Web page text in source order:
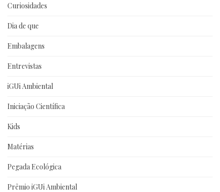
Curiosidades
Dia de que
Embalagens
Entrevistas
iGUi Ambiental
Iniciação Científica
Kids
Matérias
Pegada Ecológica
Prêmio iGUi Ambiental